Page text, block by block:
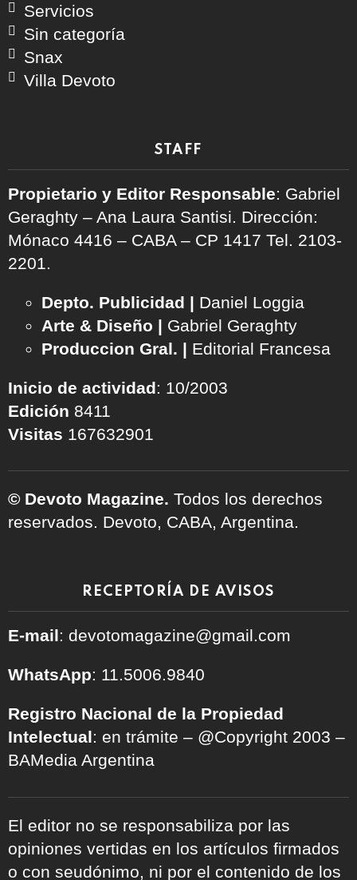
Servicios
Sin categoría
Snax
Villa Devoto
STAFF
Propietario y Editor Responsable: Gabriel
Geraghty – Ana Laura Santisi. Dirección:
Mónaco 4416 – CABA – CP 1417 Tel. 2103-
2201.
Depto. Publicidad | Daniel Loggia
Arte & Diseño | Gabriel Geraghty
Produccion Gral. | Editorial Francesa
Inicio de actividad: 10/2003
Edición 8411
Visitas 167632901
© Devoto Magazine. Todos los derechos
reservados. Devoto, CABA, Argentina.
RECEPTORÍA DE AVISOS
E-mail: devotomagazine@gmail.com
WhatsApp: 11.5006.9840
Registro Nacional de la Propiedad
Intelectual: en trámite – @Copyright 2003 –
BAMedia Argentina
El editor no se responsabiliza por las
opiniones vertidas en los artículos firmados
o con seudónimo, ni por el contenido de los